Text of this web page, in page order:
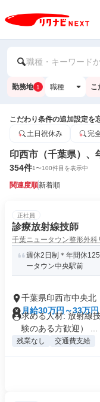
職種・キーワード
勤務地 1 職種 こ
こだわり条件の追加設定を
土日祝休み
完
印西市（千葉県）、
354件1〜100件目を表示中
関連度順新着順
正社員
診療放射線技師
千葉ニュータウン整形外
週休2日制＊年間休
ータウン中央駅前
千葉県印西市中央北
月給30万円～33万円
求める人材: 放射線
験のある方歓迎） ...
残業なし 交通費支給